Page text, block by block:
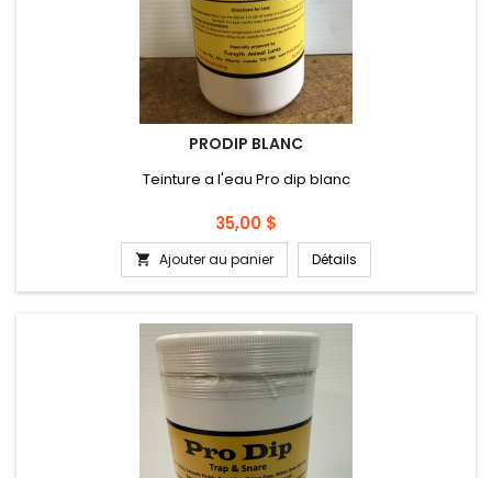
PRODIP BLANC
Teinture a l'eau Pro dip blanc
Prix
35,00 $
 Ajouter au panier Détails